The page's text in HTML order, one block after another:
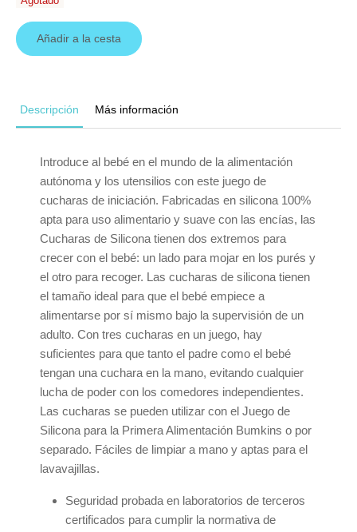
Añadir a la cesta
Descripción Más información
Introduce al bebé en el mundo de la alimentación
autónoma y los utensilios con este juego de
cucharas de iniciación. Fabricadas en silicona 100%
apta para uso alimentario y suave con las encías, las
Cucharas de Silicona tienen dos extremos para
crecer con el bebé: un lado para mojar en los purés y
el otro para recoger. Las cucharas de silicona tienen
el tamaño ideal para que el bebé empiece a
alimentarse por sí mismo bajo la supervisión de un
adulto. Con tres cucharas en un juego, hay
suficientes para que tanto el padre como el bebé
tengan una cuchara en la mano, evitando cualquier
lucha de poder con los comedores independientes.
Las cucharas se pueden utilizar con el Juego de
Silicona para la Primera Alimentación Bumkins o por
separado. Fáciles de limpiar a mano y aptas para el
lavavajillas.
Seguridad probada en laboratorios de terceros
certificados para cumplir la normativa de